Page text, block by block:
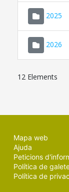
2025
2026
12 Elements
Mapa web
Ajuda
Peticions
Política de
Política de